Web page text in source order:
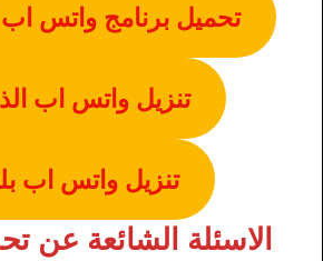
تحميل برنامج واتس اب
تنزيل واتس اب
تنزيل واتس اب
الاسئلة الشائعة عن